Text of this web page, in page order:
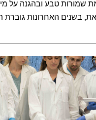
שמורות טבע ובהגנה על
בשנים האחרונות גוברת